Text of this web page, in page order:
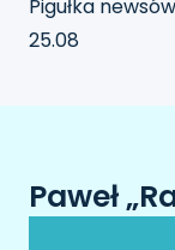
Pigułka
25.08
Paweł